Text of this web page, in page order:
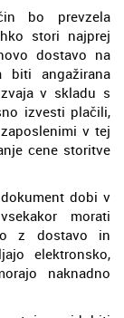
bo prevzela
stori najprej
dostavo na
angažirana
v skladu s
izvesti plačili,
v tej
cene storitve
dobi v
morati
z dostavo in
elektronsko,
naknadno